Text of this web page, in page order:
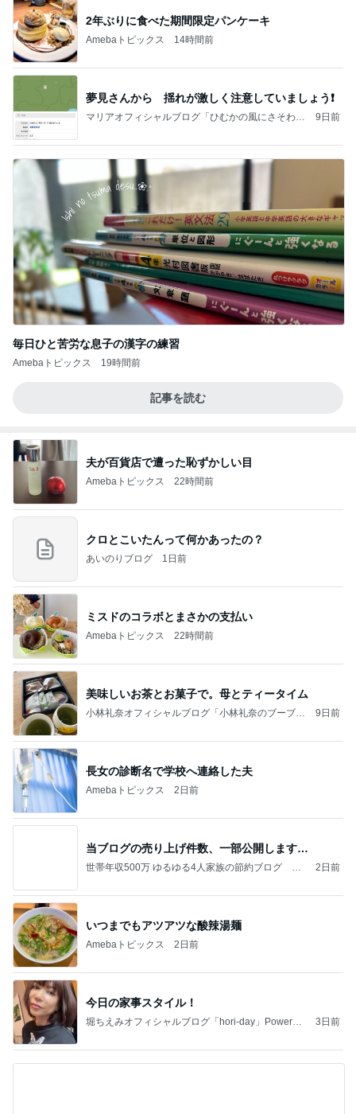
2年ぶりに食べた期間限定パンケーキ
Amebaトピックス 14時間前
夢見さんから 揺れが激しく注意していましょう❗️
マリアオフィシャルブログ「ひむかの風にさそわれ
9日前
毎日ひと苦労な息子の漢字の練習
Amebaトピックス 19時間前
記事を読む
夫が百貨店で遭った恥ずかしい目
Amebaトピックス 22時間前
クロとこいたんって何かあったの？
あいのりブログ 1日前
ミスドのコラボとまさかの支払い
Amebaトピックス 22時間前
美味しいお茶とお菓子で。母とティータイム
小林礼奈オフィシャルブログ「小林礼奈のブーブー
9日前
長女の診断名で学校へ連絡した夫
Amebaトピックス 2日前
当ブログの売り上げ件数、一部公開します…
世帯年収500万 ゆるゆる4人家族の節約ブログ 〜
2日前
いつまでもアツアツな酸辣湯麺
Amebaトピックス 2日前
今日の家事スタイル！
堀ちえみオフィシャルブログ「hori-day」Powered
3日前